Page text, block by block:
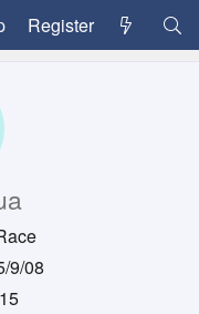
Register
9/08